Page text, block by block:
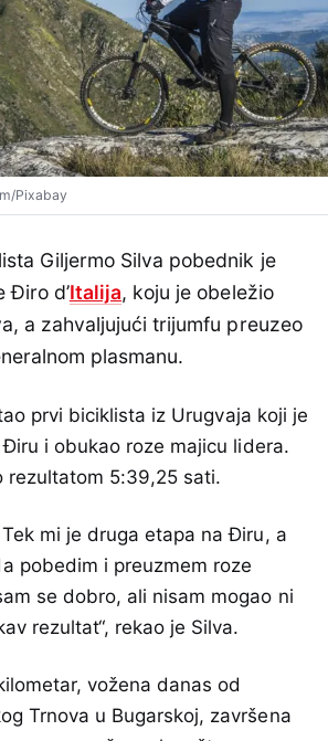
Pixabay
Giljermo Silva pobednik je
Điro d’Italija, koju je obeležio
a zahvaljujući trijumfu preuzeo
plasmanu.
prvi biciklista iz Urugvaja koji je
i obukao roze majicu lidera.
rezultatom 5:39,25 sati.
mi je druga etapa na Điru, a
pobedim i preuzmem roze
se dobro, ali nisam mogao ni
rezultat“, rekao je Silva.
vožena danas od
Trnova u Bugarskoj, završena